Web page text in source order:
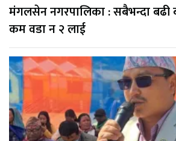
मंगलसेन नगरपालिका : सबैभन्दा बढी
कम वडा न २ लाई